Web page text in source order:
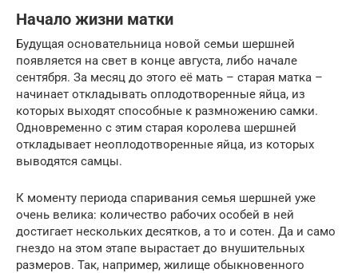
Начало жизни матки
Будущая основательница новой семьи шершней
появляется на свет в конце августа, либо начале
сентября. За месяц до этого её мать – старая матка –
начинает откладывать оплодотворенные яйца, из
которых выходят способные к размножению самки.
Одновременно с этим старая королева шершней
откладывает неоплодотворенные яйца, из которых
выводятся самцы.
К моменту периода спаривания семья шершней уже
очень велика: количество рабочих особей в ней
достигает нескольких десятков, а то и сотен. Да и само
гнездо на этом этапе вырастает до внушительных
размеров. Так, например, жилище обыкновенного